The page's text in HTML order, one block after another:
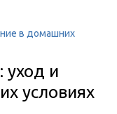
в домашних
уход и
условиях